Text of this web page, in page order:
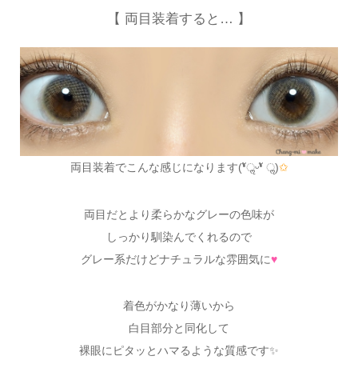
【 両目装着すると… 】
両目装着でこんな感じになります(❛ัॢᵕ❛ั ॢ)✩
両目だとより柔らかなグレーの色味が
しっかり馴染んでくれるので
グレー系だけどナチュラルな雰囲気に♥
着色がかなり薄いから
白目部分と同化して
裸眼にピタッとハマるような質感です✨